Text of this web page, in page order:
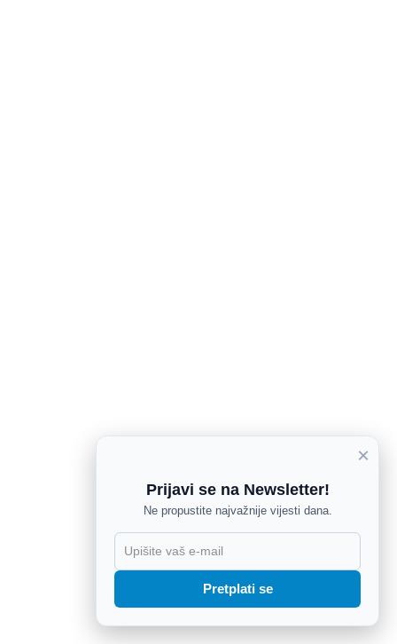
×
Prijavi se na Newsletter!
Ne propustite najvažnije vijesti dana.
Pretplati se